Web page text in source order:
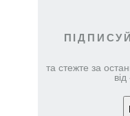
та стежте за